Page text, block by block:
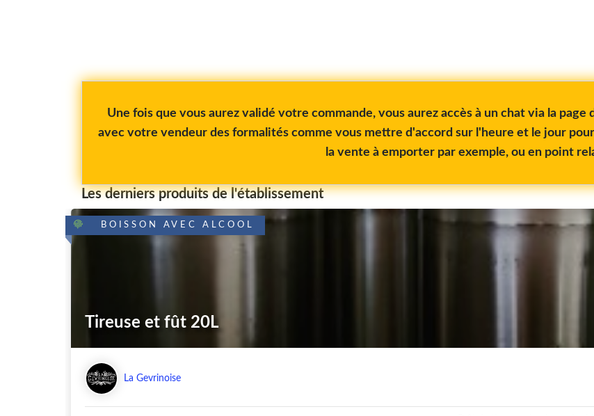
Une fois que vous aurez validé votre commande, vous aurez accès à un chat via la page
avec votre vendeur des formalités comme vous mettre d'accord sur l'heure et le jour
la vente à emporter par exemple, ou en point
Les derniers produits de l'établissement
BOISSON AVEC ALCOOL
Tireuse et fût 20L
La Gevrinoise